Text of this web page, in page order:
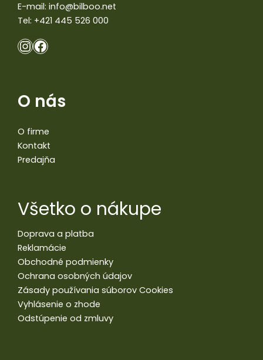
E-mail: info@bilboo.net
Tel: +421 445 526 000
O nás
O firme
Kontakt
Predajňa
Všetko o nákupe
Doprava a platba
Reklamácie
Obchodné podmienky
Ochrana osobných údajov
Zásady používania súborov Cookies
Vyhlásenie o zhode
Odstúpenie od zmluvy